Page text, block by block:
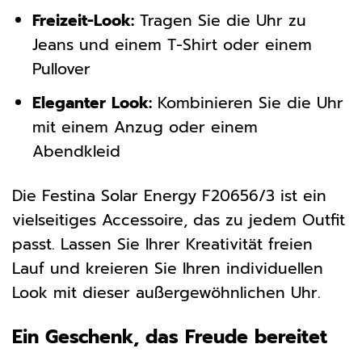
Freizeit-Look:Tragen Sie die Uhr zu
Jeans und einem T-Shirt oder einem
Pullover
Eleganter Look:Kombinieren Sie die Uhr
mit einem Anzug oder einem
Abendkleid
Die Festina Solar Energy F20656/3 ist ein
vielseitiges Accessoire, das zu jedem Outfit
passt. Lassen Sie Ihrer Kreativität freien
Lauf und kreieren Sie Ihren individuellen
Look mit dieser außergewöhnlichen Uhr.
Ein Geschenk, das Freude bereitet